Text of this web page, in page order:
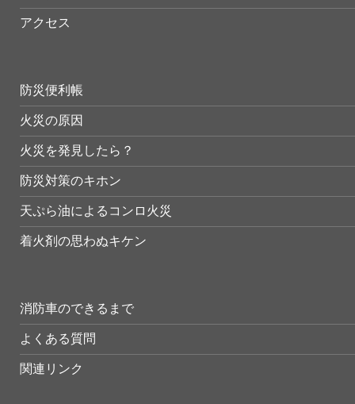
アクセス
防災便利帳
火災の原因
火災を発見したら？
防災対策のキホン
天ぷら油によるコンロ火災
着火剤の思わぬキケン
消防車のできるまで
よくある質問
関連リンク